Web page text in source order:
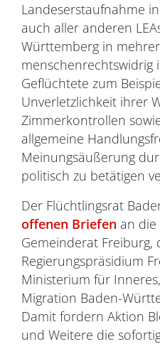
Landeserstaufnahme
auch aller anderen
Württemberg in
menschenrechtswidrig
Geflüchtete zum
Unverletzlichkeit ihrer
Zimmerkontrollen
allgemeine
Meinungsäußerung
politisch zu betätigen
Der Flüchtlingsrat
offenen Briefen an
Gemeinderat Freiburg,
Regierungspräsidium
Ministerium für
Migration Baden-
Damit fordern Aktion
und Weitere die